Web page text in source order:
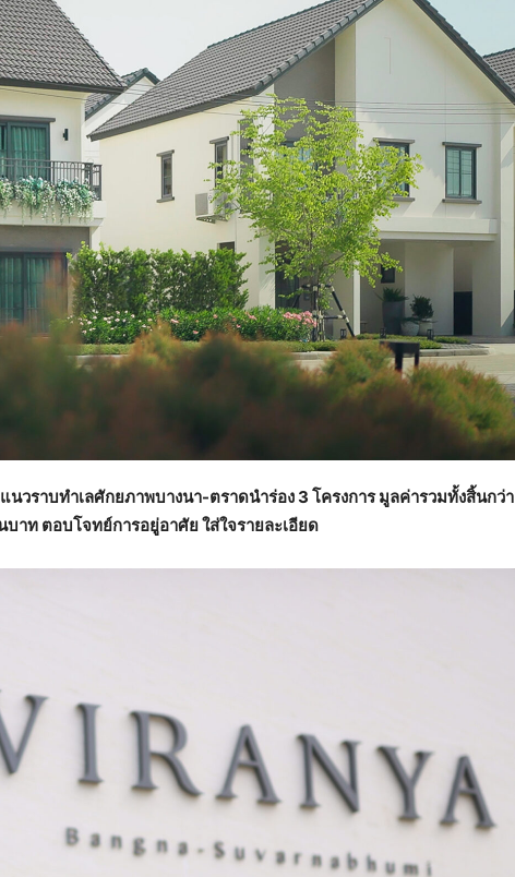
วราบทำเลศักยภาพบางนา-ตราดนำร่อง 3 โครงการ มูลค่ารวมทั้งสิ้นกว่า
าท ตอบโจทย์การอยู่อาศัย ใส่ใจรายละเอียด